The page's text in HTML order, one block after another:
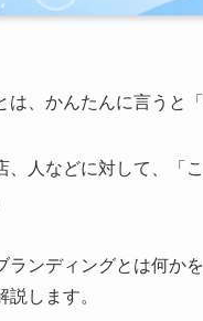
は、かんたんに言うと
、人などに対して、「
ランディングとは何か
します。